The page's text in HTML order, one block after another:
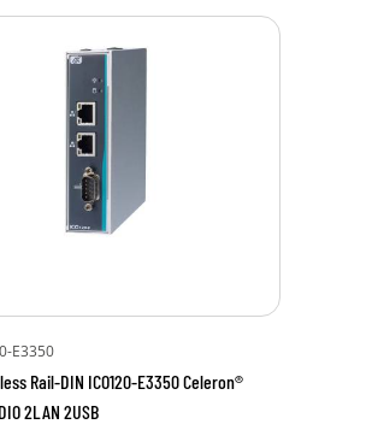
E3350
Rail-DIN ICO120-E3350 Celeron®
2LAN 2USB